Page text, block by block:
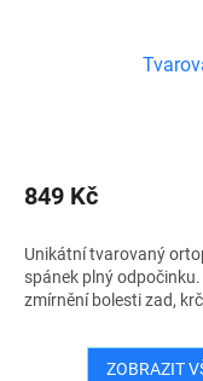
849 Kč
Unikátní tvarovaný
spánek plný
zmírnění bolesti zad,
ZOBRAZIT